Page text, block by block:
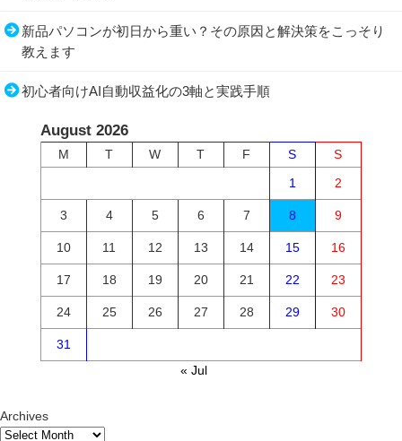
新品パソコンが初日から重い？その原因と解決策をこっそり
教えます
初心者向けAI自動収益化の3軸と実践手順
August 2026
M T W T F S
S
1
2
3 4 5 6 7 8 9
10 11 12 13 14 15 16
17 18 19 20 21 22 23
24 25 26 27 28 29 30
31
« Jul
Archives